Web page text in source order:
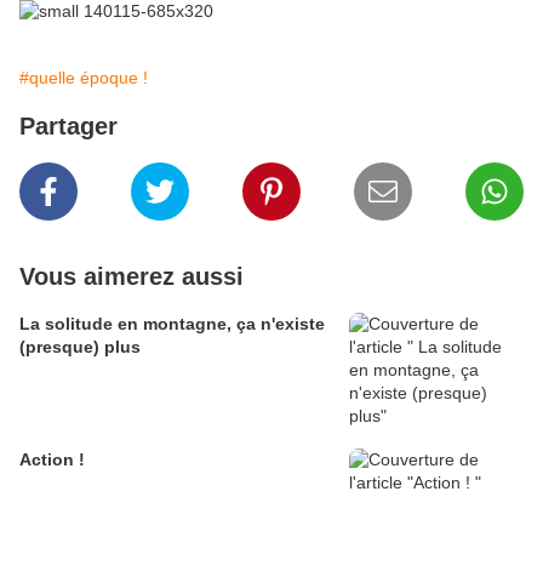
#quelle époque !
Partager
Vous aimerez aussi
La solitude en montagne, ça n'existe
(presque) plus
Action !